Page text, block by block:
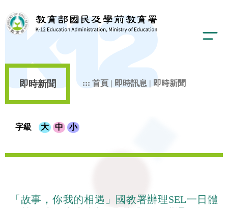
即時新聞 ::: 首頁 | 即時訊息 | 即時新聞
字級 大 中 小
「故事，你我的相遇」國教署辦理SEL一日體